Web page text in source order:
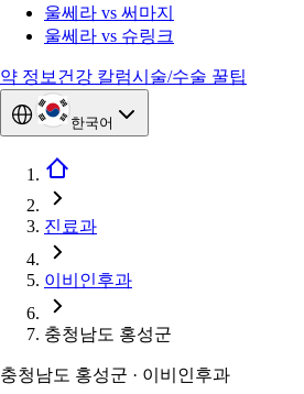
울쎄라 vs 써마지
울쎄라 vs 슈링크
약 정보 건강 칼럼시술/수술 꿀팁
한국어
진료과
이비인후과
충청남도 홍성군
충청남도 홍성군 · 이비인후과